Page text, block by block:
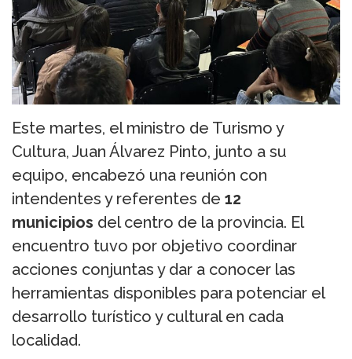
Este martes, el ministro de Turismo y
Cultura, Juan Álvarez Pinto, junto a su
equipo, encabezó una reunión con
intendentes y referentes de 12
municipios del centro de la provincia. El
encuentro tuvo por objetivo coordinar
acciones conjuntas y dar a conocer las
herramientas disponibles para potenciar el
desarrollo turístico y cultural en cada
localidad.